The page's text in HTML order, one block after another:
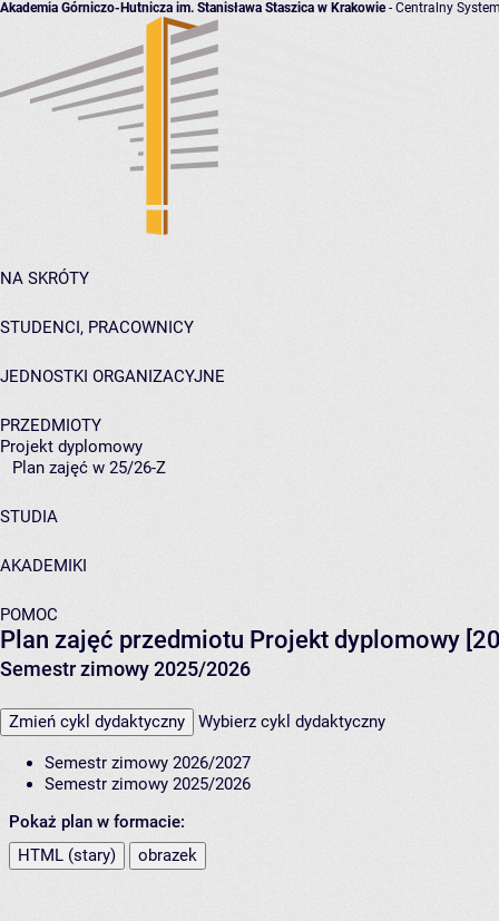
Akademia Górniczo-Hutnicza im. Stanisława Staszica w Krakowie- Centralny
NA SKRÓTY
STUDENCI, PRACOWNICY
JEDNOSTKI ORGANIZACYJNE
PRZEDMIOTY
Projekt dyplomowy
Plan zajęć w 25/26-Z
STUDIA
AKADEMIKI
POMOC
Plan zajęć przedmiotu Projekt dyplomowy
Semestr zimowy 2025/2026
Zmień cykl dydaktyczny Wybierz cykl dydaktyczny
Semestr zimowy 2026/2027
Semestr zimowy 2025/2026
Pokaż plan w formacie:
HTML (stary)
obrazek